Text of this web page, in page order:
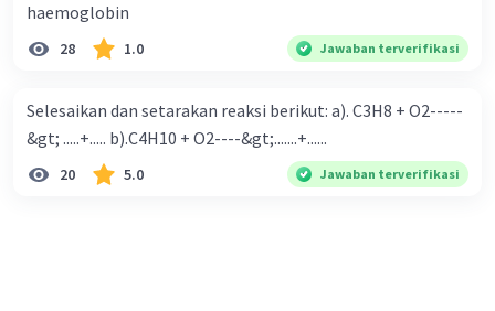
haemoglobin
28 1.0 Jawaban terverifikasi
Selesaikan dan setarakan reaksi berikut: a). C3H8 + O2-----
&gt; .....+..... b).C4H10 + O2----&gt;.......+......
20 5.0 Jawaban terverifikasi